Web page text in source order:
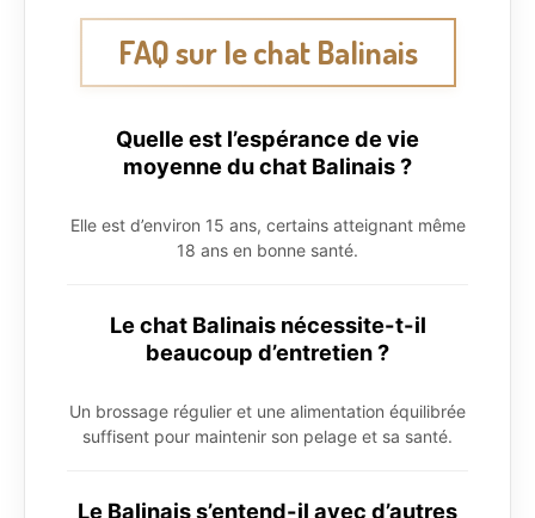
FAQ sur le chat Balinais
Quelle est l’espérance de vie
moyenne du chat Balinais ?
Elle est d’environ 15 ans, certains atteignant même
18 ans en bonne santé.
Le chat Balinais nécessite-t-il
beaucoup d’entretien ?
Un brossage régulier et une alimentation équilibrée
suffisent pour maintenir son pelage et sa santé.
Le Balinais s’entend-il avec d’autres